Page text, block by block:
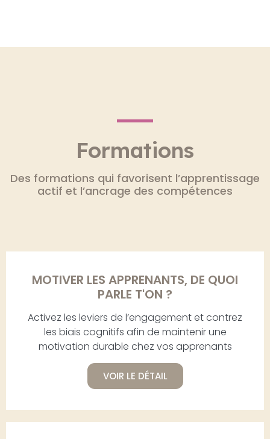
Formations
Des formations qui favorisent l’apprentissage
actif et l’ancrage des compétences
MOTIVER LES APPRENANTS, DE QUOI
PARLE T'ON ?
Activez les leviers de l’engagement et contrez
les biais cognitifs afin de maintenir une
motivation durable chez vos apprenants
VOIR LE DÉTAIL